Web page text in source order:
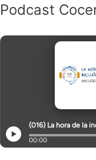
Podcast